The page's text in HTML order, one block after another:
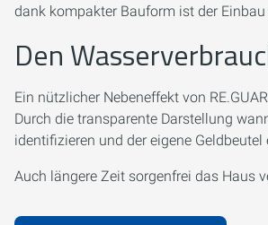
dank kompakter Bauform ist der
Den
Ein nützlicher Nebeneffekt von
Durch die transparente Darstellung
identifizieren und der eigene
Auch längere Zeit sorgenfrei das Haus